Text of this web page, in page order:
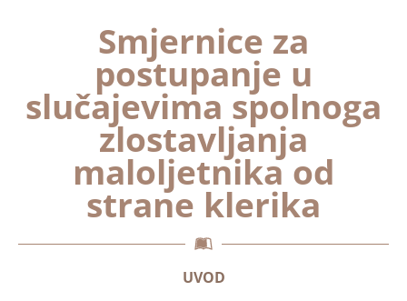
Smjernice za
postupanje u
slučajevima spolnoga
zlostavljanja
maloljetnika od
strane klerika
UVOD